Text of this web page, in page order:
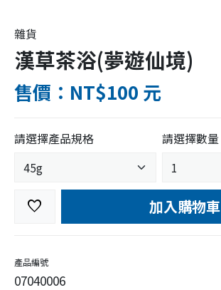
雜貨
漢草茶浴(夢遊仙境)
售價：NT$100 元
請選擇產品規格 請選擇數量
favorite 加入購物車
產品編號
07040006